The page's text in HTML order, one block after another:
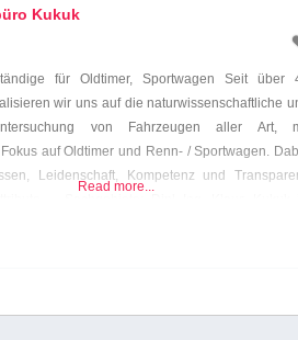
Kukuk
für Oldtimer, Sportwagen Seit über
wir uns auf die naturwissenschaftliche
von Fahrzeugen aller Art,
auf Oldtimer und Renn- / Sportwagen.
Leidenschaft, Kompetenz und
Read more...